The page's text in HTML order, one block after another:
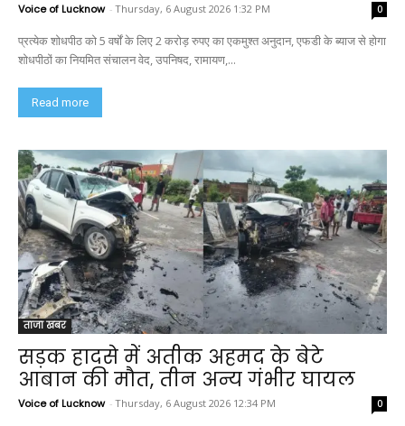
Voice of Lucknow - Thursday, 6 August 2026 1:32 PM 0
प्रत्येक शोधपीठ को 5 वर्षों के लिए 2 करोड़ रुपए का एकमुश्त अनुदान, एफडी के ब्याज से होगा
शोधपीठों का नियमित संचालन वेद, उपनिषद, रामायण,...
Read more
ताजा खबर
सड़क हादसे में अतीक अहमद के बेटे
आबान की मौत, तीन अन्य गंभीर घायल
Voice of Lucknow - Thursday, 6 August 2026 12:34 PM 0